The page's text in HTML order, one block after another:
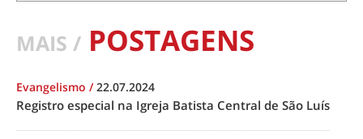
MAIS / POSTAGENS
Evangelismo /22.07.2024
Registro especial na Igreja Batista Central de São Luís